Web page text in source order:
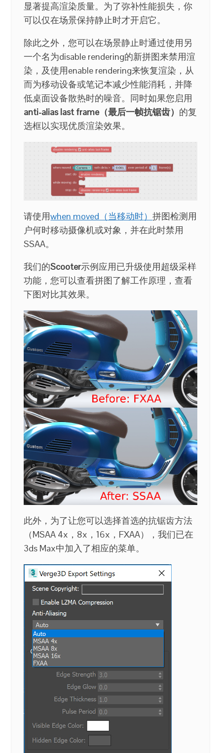
显著提高渲染质量。为了弥补性能损失，你
可以仅在场景保持静止时才开启它。
除此之外，您可以在场景静止时通过使用另
一个名为disable rendering的新拼图来禁用渲
染，及使用enable rendering来恢复渲染，从
而为移动设备或笔记本减少性能消耗，并降
低桌面设备散热时的噪音。同时如果您启用
anti-alias last frame（最后一帧抗锯齿） 的复
选框以实现优质渲染效果。
请使用when moved（当移动时）拼图检测用
户何时移动摄像机或对象，并在此时禁用
SSAA。
我们的Scooter示例应用已升级使用超级采样
功能，您可以查看拼图了解工作原理，查看
下图对比其效果。
此外，为了让您可以选择首选的抗锯齿方法
（MSAA 4x，8x，16x，FXAA），我们已在
3ds Max中加入了相应的菜单。